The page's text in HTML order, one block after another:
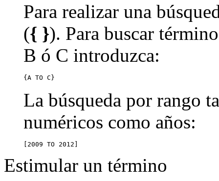
Para realizar una
({ }). Para buscar
B ó C introduzca:
{A TO C}
La búsqueda por rango
numéricos como años:
[2009 TO 2012]
Estimular un término